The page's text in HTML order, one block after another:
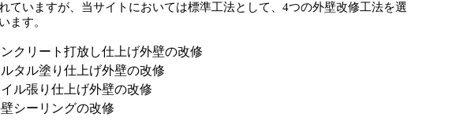
ていますが、当サイトにおいては標準工法として、4つの外壁改修工法を選
ます。
ンクリート打放し仕上げ外壁の改修
ルタル塗り仕上げ外壁の改修
イル張り仕上げ外壁の改修
シーリングの改修